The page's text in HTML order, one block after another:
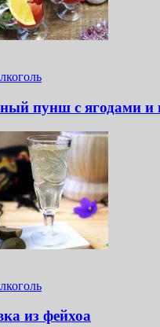
пунш с ягодами и
из фейхоа